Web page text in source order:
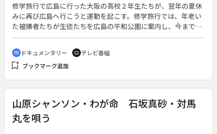
修学旅行で広島に行った大阪の高校２年生たちが、翌年の夏休
みに再び広島へ行こうと運動を起こす。修学旅行では、年老い
た被爆者たちが生徒たちを広島の平和公園に案内し、今まで誰
にも話さなかった被爆体験を語った。すさみがちな高校生たち
と原爆で青春を失った被爆者との交流が芽生えた。生徒たちは
幾多の試練を乗り越えて感動的な再会を果たす。番組では、生
徒たちに与えたヒロシマの衝撃は何だったのか、旅行実現まで
を問いかける。
cinematic_blur ドキュメンタリー tv テレビ番組
bookmark_add ブックマーク追加
山原シャンソン・わが命 石坂真砂・対馬
丸を唄う